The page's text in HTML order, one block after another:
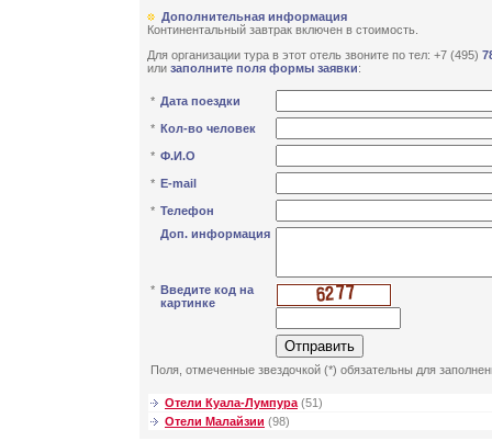
Дополнительная информация
Континентальный завтрак включен в стоимость.
Для организации тура в этот отель звоните по тел: +7 (495)
или заполните поля формы заявки:
* Дата поездки
* Кол-во человек
* Ф.И.О
* E-mail
* Телефон
Доп. информация
* Введите код на
картинке
Поля, отмеченные звездочкой (*) обязательны для
Отели Куала-Лумпура(51)
Отели Малайзии (98)